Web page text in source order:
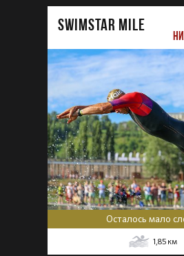
SWIMSTAR MILE
Осталось мало
1,85 км